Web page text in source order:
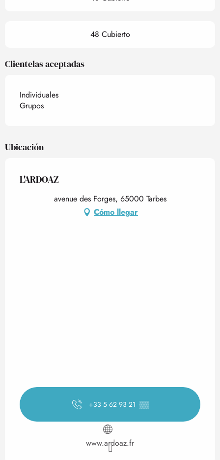
48 Cubierto
Clientelas aceptadas
Individuales
Grupos
Ubicación
L'ARDOAZ
avenue des Forges, 65000 Tarbes
Cómo llegar
+33 5 62 93 21 ▒▒
www.ardoaz.fr